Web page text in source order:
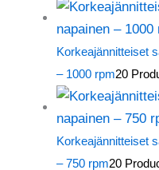
Korkeajännitteiset
– 1000 rpm20
Korkeajännitteiset
– 750 rpm20